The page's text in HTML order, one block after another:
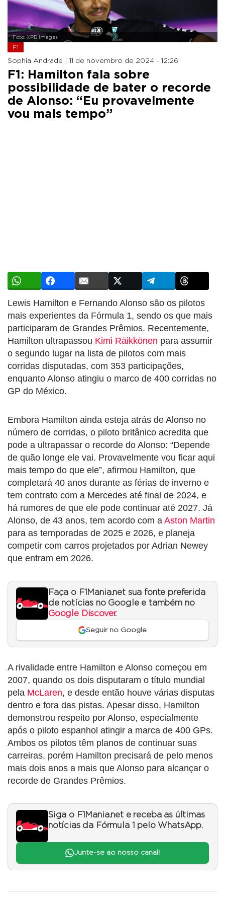
Foto: XPB Images
F1
Sophia Andrade | 11 de novembro de 2024 - 12:26
F1: Hamilton fala sobre
possibilidade de bater o recorde
de Alonso: “Eu provavelmente
vou mais tempo”
Lewis Hamilton e Fernando Alonso são os pilotos
mais experientes da Fórmula 1, sendo os que mais
participaram de Grandes Prêmios. Recentemente,
Hamilton ultrapassou Kimi Räikkönen para assumir
o segundo lugar na lista de pilotos com mais
corridas disputadas, com 353 participações,
enquanto Alonso atingiu o marco de 400 corridas no
GP do México.
Embora Hamilton ainda esteja atrás de Alonso no
número de corridas, o piloto britânico acredita que
pode a ultrapassar o recorde do Alonso: “Depende
de quão longe ele vai. Provavelmente vou ficar aqui
mais tempo do que ele”, afirmou Hamilton, que
completará 40 anos durante as férias de inverno e
tem contrato com a Mercedes até final de 2024, e
há rumores de que ele pode continuar até 2027. Já
Alonso, de 43 anos, tem acordo com a Aston Martin
para as temporadas de 2025 e 2026, e planeja
competir com carros projetados por Adrian Newey
que entram em 2026.
Faça o F1Mania.net sua fonte preferida
de notícias no Google e também no
Google Discover.
Seguir no Google
A rivalidade entre Hamilton e Alonso começou em
2007, quando os dois disputaram o título mundial
pela McLaren, e desde então houve várias disputas
dentro e fora das pistas. Apesar disso, Hamilton
demonstrou respeito por Alonso, especialmente
após o piloto espanhol atingir a marca de 400 GPs.
Ambos os pilotos têm planos de continuar suas
carreiras, porém Hamilton precisará de pelo menos
mais dois anos a mais que Alonso para alcançar o
recorde de Grandes Prêmios.
Siga o F1Mania.net e receba as últimas
notícias da Fórmula 1 pelo WhatsApp.
Junte-se ao nosso canal!